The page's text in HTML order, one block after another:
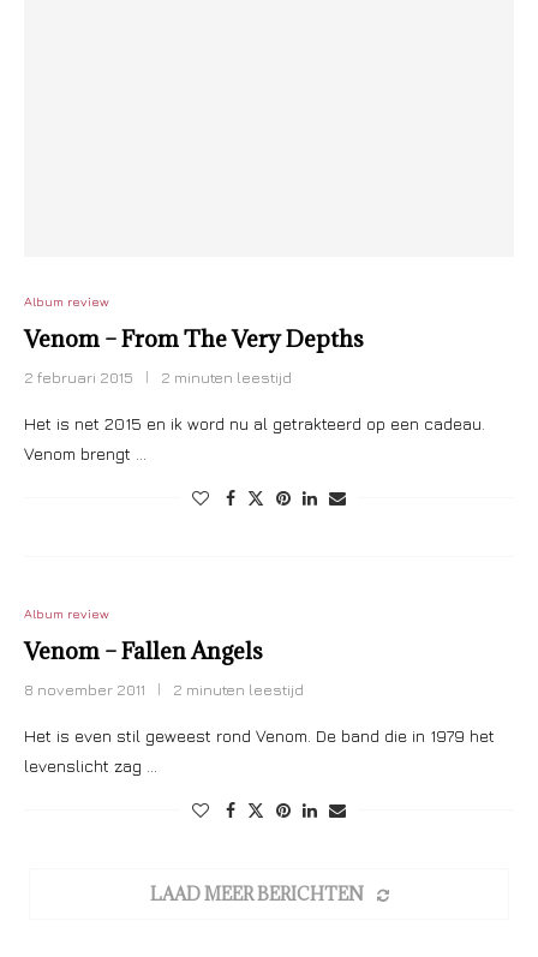
Album review
Venom – From The Very Depths
2 februari 2015 2 minuten leestijd
Het is net 2015 en ik word nu al getrakteerd op een cadeau.
Venom brengt …
Album review
Venom – Fallen Angels
8 november 2011 2 minuten leestijd
Het is even stil geweest rond Venom. De band die in 1979 het
levenslicht zag …
LAAD MEER BERICHTEN